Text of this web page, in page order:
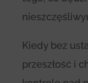
Kiedy bez
przeszłość i